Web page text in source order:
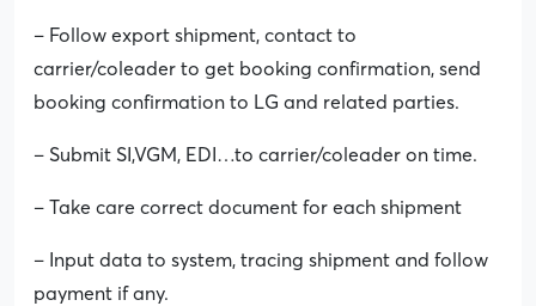
– Follow export shipment, contact to
carrier/coleader to get booking confirmation, send
booking confirmation to LG and related parties.
– Submit SI,VGM, EDI…to carrier/coleader on time.
– Take care correct document for each shipment
– Input data to system, tracing shipment and follow
payment if any.